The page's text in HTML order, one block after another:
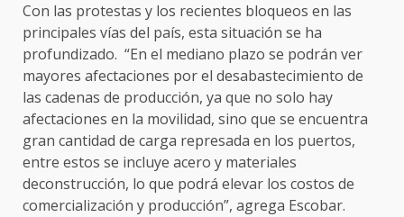
Con las protestas y los recientes bloqueos en las
principales vías del país, esta situación se ha
profundizado. “En el mediano plazo se podrán ver
mayores afectaciones por el desabastecimiento de
las cadenas de producción, ya que no solo hay
afectaciones en la movilidad, sino que se encuentra
gran cantidad de carga represada en los puertos,
entre estos se incluye acero y materiales
deconstrucción, lo que podrá elevar los costos de
comercialización y producción”, agrega Escobar.